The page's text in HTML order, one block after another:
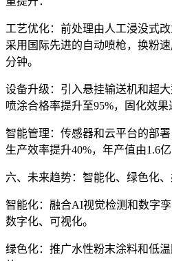
工艺优化：前处理由人工浸没式
采用国际先进的自动喷枪，换粉
分钟。
设备升级：引入悬挂输送机和超
喷涂合格率提升至95%，固化效果
智能管理：传感器和云平台的部署
生产效率提升40%，年产值由1.6亿
六、未来趋势：智能化、绿色化
智能化：融合AI视觉检测和数字
数字化、可视化。
绿色化：推广水性粉末涂料和低